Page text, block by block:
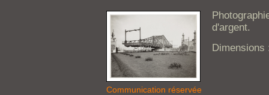
Communication réservée
d'argent.
Dimensions